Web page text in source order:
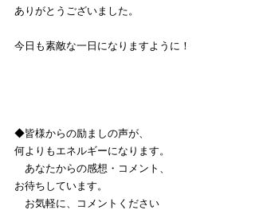
ありがとうございました。
今日も素敵な一日になりますように！
◆皆様からの励ましの声が、
何よりもエネルギーになります。
あなたからの感想・コメント、
お待ちしています。
お気軽に、コメントください